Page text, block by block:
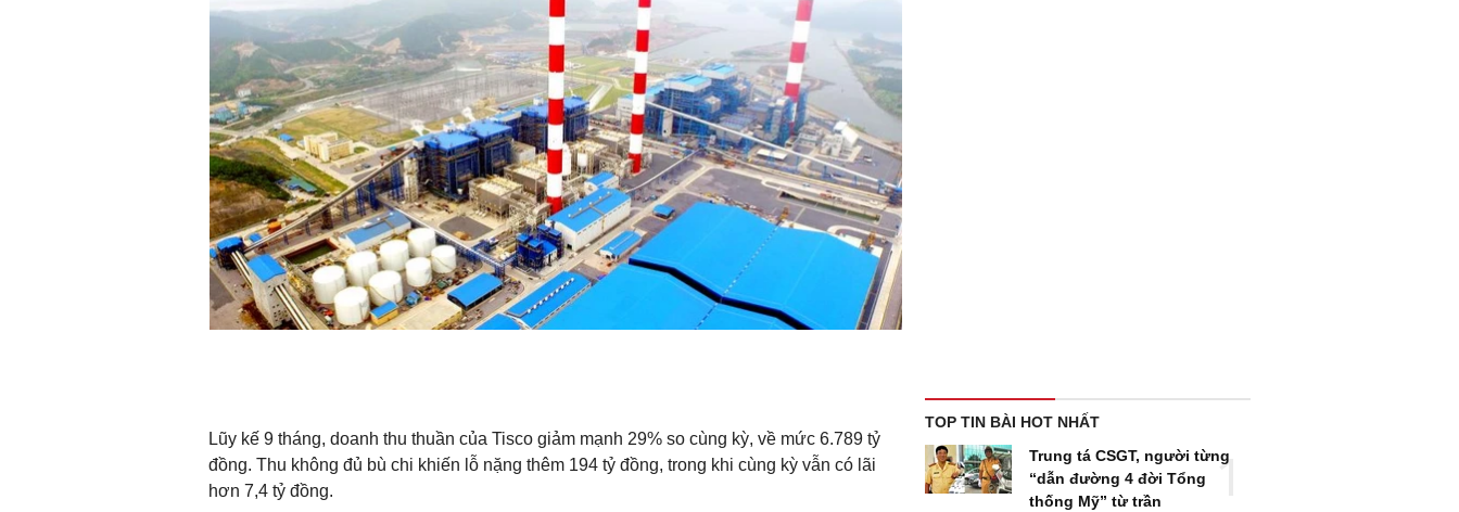
Lũy kế 9 tháng, doanh thu thuần của Tisco giảm mạnh 29% so cùng kỳ, về mức 6.789 tỷ
đồng. Thu không đủ bù chi khiến lỗ nặng thêm 194 tỷ đồng, trong khi cùng kỳ vẫn có lãi
hơn 7,4 tỷ đồng.
TOP TIN BÀI HOT NHẤT
Trung tá CSGT, người từng
“dẫn đường 4 đời Tổng
thống Mỹ” từ trần